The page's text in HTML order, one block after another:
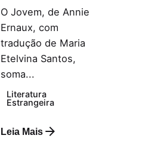
O Jovem, de Annie
Ernaux, com
tradução de Maria
Etelvina Santos,
soma...
Literatura
Estrangeira
Leia Mais